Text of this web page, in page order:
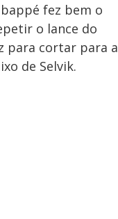
fez bem o
o lance do
para cortar para a
de Selvik.